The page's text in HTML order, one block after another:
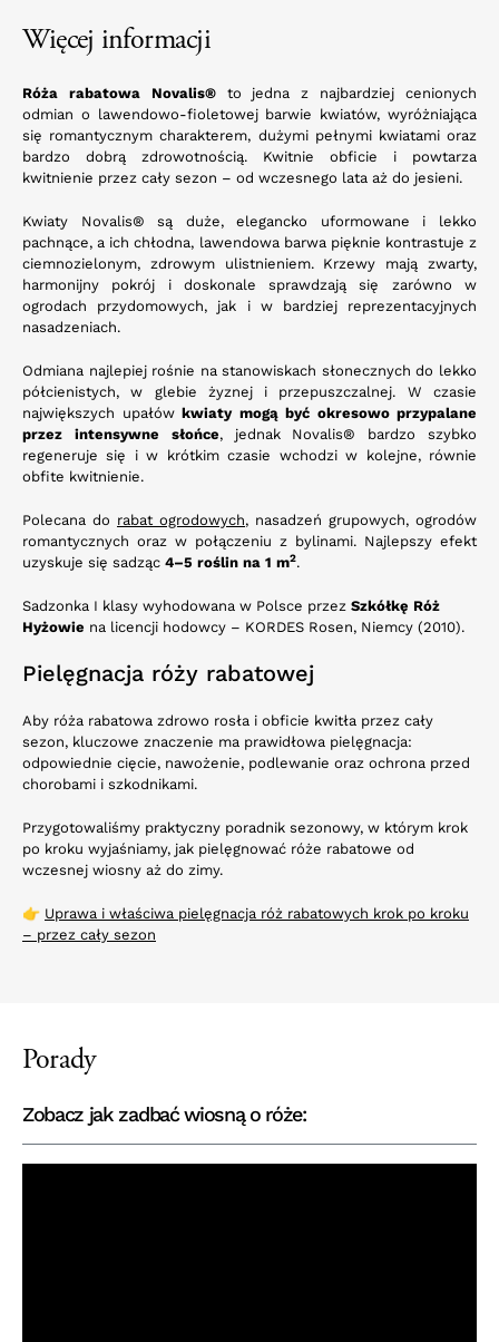
Więcej informacji
Róża rabatowa Novalis®to jedna z najbardziej cenionych
odmian o lawendowo-fioletowej barwie kwiatów, wyróżniająca
się romantycznym charakterem, dużymi pełnymi kwiatami oraz
bardzo dobrą zdrowotnością. Kwitnie obficie i powtarza
kwitnienie przez cały sezon – od wczesnego lata aż do jesieni.
Kwiaty Novalis® są duże, elegancko uformowane i lekko
pachnące, a ich chłodna, lawendowa barwa pięknie kontrastuje z
ciemnozielonym, zdrowym ulistnieniem. Krzewy mają zwarty,
harmonijny pokrój i doskonale sprawdzają się zarówno w
ogrodach przydomowych, jak i w bardziej reprezentacyjnych
nasadzeniach.
Odmiana najlepiej rośnie na stanowiskach słonecznych do lekko
półcienistych, w glebie żyznej i przepuszczalnej. W czasie
największych upałów kwiaty mogą być okresowo przypalane
przez intensywne słońce, jednak Novalis® bardzo szybko
regeneruje się i w krótkim czasie wchodzi w kolejne, równie
obfite kwitnienie.
Polecana do rabat ogrodowych, nasadzeń grupowych, ogrodów
romantycznych oraz w połączeniu z bylinami. Najlepszy efekt
uzyskuje się sadząc 4–5 roślin na 1 m2.
Sadzonka I klasy wyhodowana w Polsce przez Szkółkę Róż
Hyżowie na licencji hodowcy – KORDES Rosen, Niemcy (2010).
Pielęgnacja róży rabatowej
Aby róża rabatowa zdrowo rosła i obficie kwitła przez cały
sezon, kluczowe znaczenie ma prawidłowa pielęgnacja:
odpowiednie cięcie, nawożenie, podlewanie oraz ochrona przed
chorobami i szkodnikami.
Przygotowaliśmy praktyczny poradnik sezonowy, w którym krok
po kroku wyjaśniamy, jak pielęgnować róże rabatowe od
wczesnej wiosny aż do zimy.
👉 Uprawa i właściwa pielęgnacja róż rabatowych krok po kroku
– przez cały sezon
Porady
Zobacz jak zadbać wiosną o róże: